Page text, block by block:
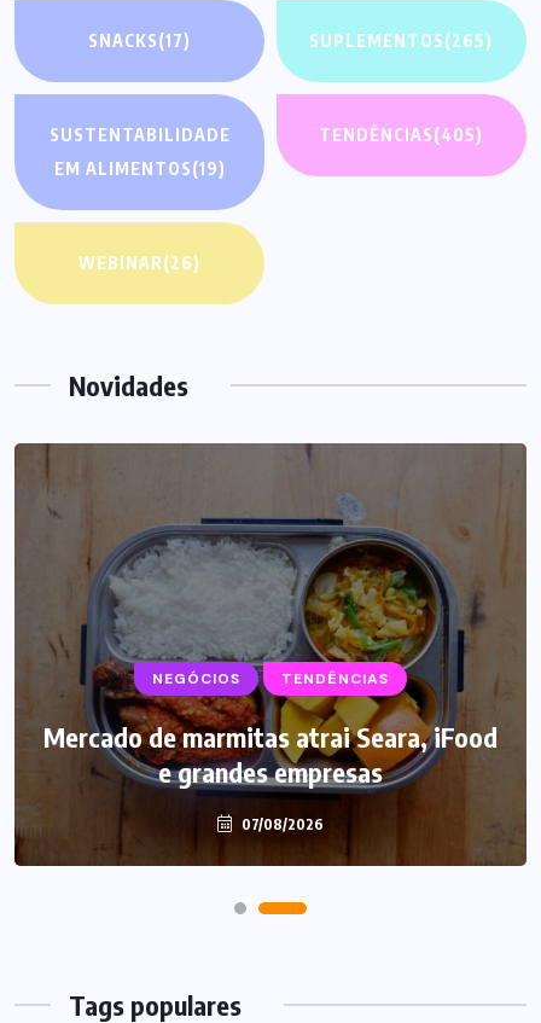
SNACKS(17) SUPLEMENTOS(265)
SUSTENTABILIDADE
EM ALIMENTOS(19)
TENDÊNCIAS(405)
WEBINAR(26)
Novidades
NEGÓCIOS TENDÊNCIAS
Mercado de marmitas atrai Seara, iFood
e grandes empresas
07/08/2026
SUPLEMENTOS
Caffeine Army lança campanha para o
Dia dos Pais
07/08/2026
Tags populares